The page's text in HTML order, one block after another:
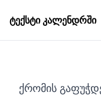
ტექსტი კალენდრში
ქრომის